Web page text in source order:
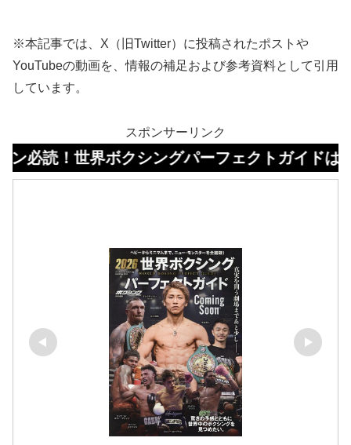
※本記事では、X（旧Twitter）に投稿されたポストや
YouTubeの動画を、情報の補足および参考資料として引用
しています。
スポンサーリンク
界ボクシングパーフェクトガイドはコチラ